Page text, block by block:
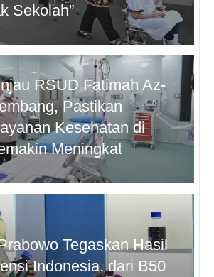
Sekolah”
RSUD Fatimah Az-
Pastikan
Kesehatan di
Meningkat
Tegaskan Hasil
Indonesia, dari B50